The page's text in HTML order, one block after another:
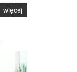
więcej